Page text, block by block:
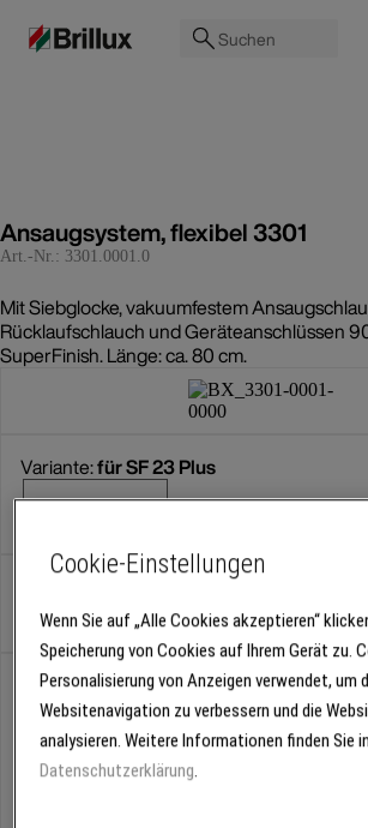
Suchen
Ansaugsystem, flexibel 3301
Art.-Nr.: 3301.0001.0
Mit Siebglocke, vakuumfestem
Rücklaufschlauch und Geräteanschlüssen
SuperFinish. Länge: ca. 80 cm.
Variante:für SF 23 Plus
für SF 23 Plus
Abholung
Für Verfügbarkeiten bitteanmelden
Cookie-Einstellungen
Wenn Sie auf „Alle Cookies akzeptieren“
Speicherung von Cookies auf Ihrem Gerät zu.
Personalisierung von Anzeigen verwendet, um
Websitenavigation zu verbessern und die
analysieren. Weitere Informationen finden Sie
Datenschutzerklärung.